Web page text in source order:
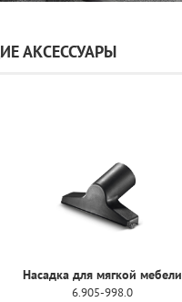
АКСЕССУАРЫ
Насадка для мягкой мебели
6.905-998.0